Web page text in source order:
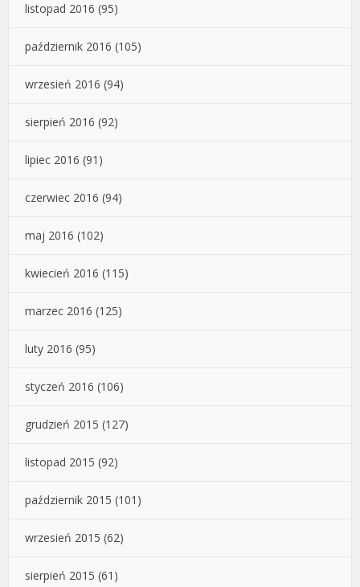
listopad 2016 (95)
październik 2016 (105)
wrzesień 2016 (94)
sierpień 2016 (92)
lipiec 2016 (91)
czerwiec 2016 (94)
maj 2016 (102)
kwiecień 2016 (115)
marzec 2016 (125)
luty 2016 (95)
styczeń 2016 (106)
grudzień 2015 (127)
listopad 2015 (92)
październik 2015 (101)
wrzesień 2015 (62)
sierpień 2015 (61)